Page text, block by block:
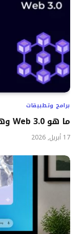
برامج وتطبيقات
ما هو Web 3.0 وهل سيغير مستقبل الإنترنت فعلا؟
17 أبريل, 2026